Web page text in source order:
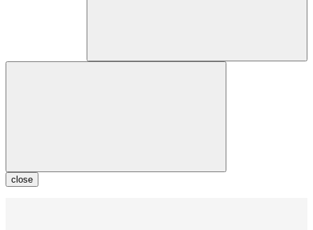
close